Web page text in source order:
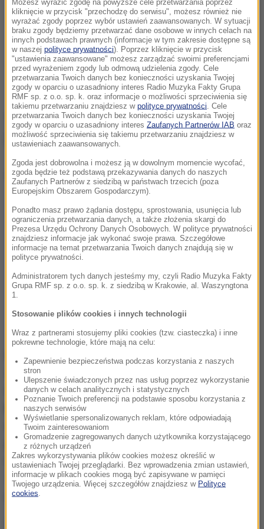
Program i szczegółową trasę podchodu można
znaleźć poniżej.
Najnowsze informacje z kraju i ze świata
znajdziesz naRMF24.pl. Bądź na bieżąco.
Trasa i program pochodu Lajkonika
2026
Dalsza część artykułu pod materiałem video:
Barwny orszak prowadzony przez jeźdźca na
sztucznym koniku, czyli Lajkonika - w rolę którego
wcieli sięMariusz Glonek, syn Zbigniewa Glonka,
który Lajkonikiem był w latach 1988-2022
wyruszy ze Zwierzyńca o godz. 12:30 i przejdzie
przez najważniejsze punkty miasta aż na Rynek
Główny. W orszaku będą uczestniczyć włóczkowie i
Tatarzy, a całość odbędzie się w rytmie krakowskich
melodii.
Możesz wyrazić zgodę na powyższe cele przetwarzania poprzez
kliknięcie w przycisk "przechodzę do serwisu", możesz również nie
wyrażać zgody poprzez wybór ustawień zaawansowanych. W sytuacji
braku zgody będziemy przetwarzać dane osobowe w innych celach na
innych podstawach prawnych (informacje w tym zakresie dostępne są
w naszej polityce prywatności). Poprzez kliknięcie w przycisk
"ustawienia zaawansowane" możesz zarządzać swoimi preferencjami
przed wyrażeniem zgody lub odmową udzielenia zgody. Cele
przetwarzania Twoich danych bez konieczności uzyskania Twojej
zgody w oparciu o uzasadniony interes Radio Muzyka Fakty Grupa
RMF sp. z o.o. sp. k. oraz informacje o możliwości sprzeciwienia się
takiemu przetwarzaniu znajdziesz w polityce prywatności . Cele
przetwarzania Twoich danych bez konieczności uzyskania Twojej
zgody w oparciu o uzasadniony interes Zaufanych Partnerów IAB oraz
możliwość sprzeciwienia się takiemu przetwarzaniu znajdziesz w
ustawieniach zaawansowanych.
Zgoda jest dobrowolna i możesz ją w dowolnym momencie wycofać,
zgoda będzie też podstawą przekazywania danych do naszych
Zaufanych Partnerów z siedzibą w państwach trzecich (poza
Europejskim Obszarem Gospodarczym).
Ponadto masz prawo żądania dostępu, sprostowania, usunięcia lub
ograniczenia przetwarzania danych, a także złożenia skargi do
Prezesa Urzędu Ochrony Danych Osobowych. W polityce prywatności
znajdziesz informacje jak wykonać swoje prawa. Szczegółowe
informacje na temat przetwarzania Twoich danych znajdują się w
polityce prywatności.
Administratorem tych danych jesteśmy my, czyli Radio Muzyka Fakty
Grupa RMF sp. z o.o. sp. k. z siedzibą w Krakowie, al. Waszyngtona
1.
Stosowanie plików cookies i innych technologii
Wraz z partnerami stosujemy pliki cookies (tzw. ciasteczka) i inne
pokrewne technologie, które mają na celu:
Zapewnienie bezpieczeństwa podczas korzystania z naszych
stron
Ulepszenie świadczonych przez nas usług poprzez wykorzystanie
danych w celach analitycznych i statystycznych
Poznanie Twoich preferencji na podstawie sposobu korzystania z
naszych serwisów
Wyświetlanie spersonalizowanych reklam, które odpowiadają
Twoim zainteresowaniom
Gromadzenie zagregowanych danych użytkownika korzystającego
z różnych urządzeń
Zakres wykorzystywania plików cookies możesz określić w
ustawieniach Twojej przeglądarki. Bez wprowadzenia zmian ustawień,
informacje w plikach cookies mogą być zapisywane w pamięci
Twojego urządzenia. Więcej szczegółów znajdziesz w Polityce
cookies